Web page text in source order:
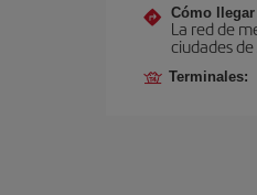
Cómo
La red de
ciudades
Terminales: